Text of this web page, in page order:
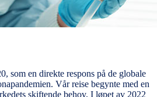
som en direkte respons på de globale
Vår reise begynte med en
skiftende behov. I løpet av 2022